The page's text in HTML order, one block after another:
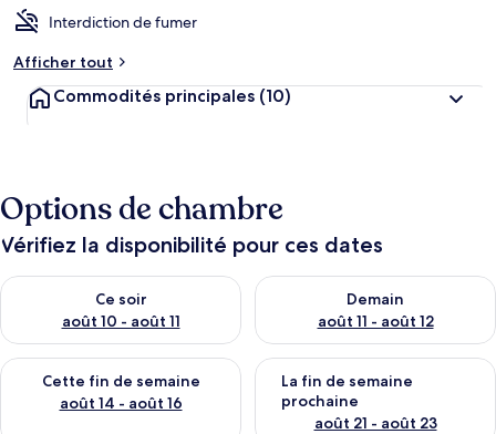
Interdiction de fumer
Afficher tout
Commodités principales (10)
Options de chambre
Vérifiez la disponibilité pour ces dates
Ce soir
août 10 - août 11
Vérifier la disponibilité pour ce soir août 10 - août 11
Demain
août 11 - août 12
Vérifier la disponibilité pour
Cette fin de semaine
août 14 - août 16
Vérifier la disponibilité pour cette fin de semaine août 14 -
La fin de semaine
prochaine
août 21 - août 23
Vérifier la disponibilité pour